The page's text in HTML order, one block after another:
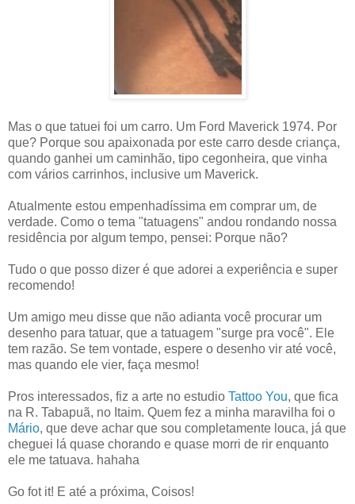
Mas o que tatuei foi um carro. Um Ford Maverick 1974. Por
que? Porque sou apaixonada por este carro desde criança,
quando ganhei um caminhão, tipo cegonheira, que vinha
com vários carrinhos, inclusive um Maverick.
Atualmente estou empenhadíssima em comprar um, de
verdade. Como o tema "tatuagens" andou rondando nossa
residência por algum tempo, pensei: Porque não?
Tudo o que posso dizer é que adorei a experiência e super
recomendo!
Um amigo meu disse que não adianta você procurar um
desenho para tatuar, que a tatuagem "surge pra você". Ele
tem razão. Se tem vontade, espere o desenho vir até você,
mas quando ele vier, faça mesmo!
Pros interessados, fiz a arte no estudio Tattoo You, que fica
na R. Tabapuã, no Itaim. Quem fez a minha maravilha foi o
Mário, que deve achar que sou completamente louca, já que
cheguei lá quase chorando e quase morri de rir enquanto
ele me tatuava. hahaha
Go fot it! E até a próxima, Coisos!